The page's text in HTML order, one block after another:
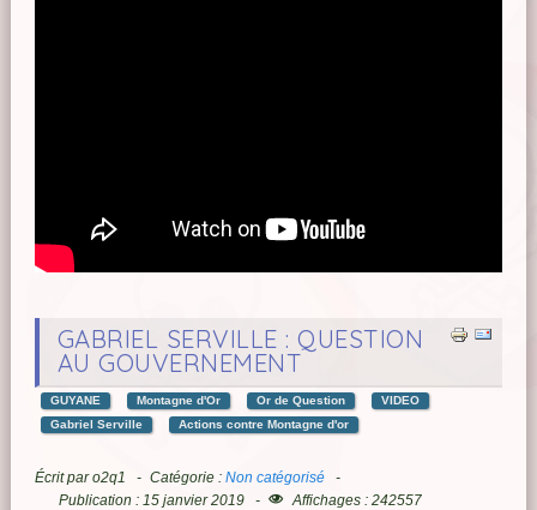
GABRIEL SERVILLE : QUESTION
AU GOUVERNEMENT
GUYANE Montagne d'Or Or de Question
VIDEO
Gabriel Serville
Actions contre Montagne d'or
Écrit paro2q1 Catégorie : Non catégorisé
Publication : 15 janvier 2019
Affichages : 242557